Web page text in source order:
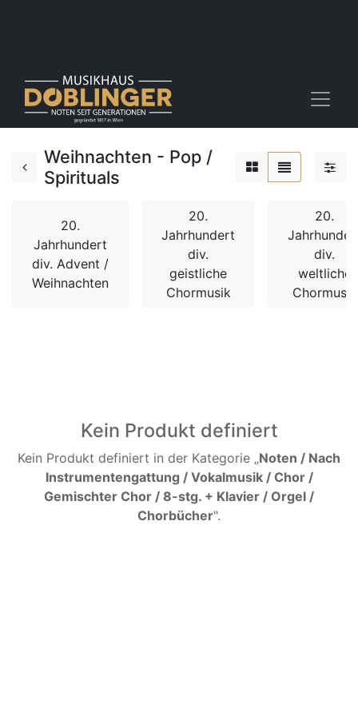
Weihnachten - Pop /
Spirituals
20.
Jahrhundert
div. Advent /
Weihnachten
20.
Jahrhundert
div.
geistliche
Chormusik
20.
div.
weltliche
Chormusik
Kein Produkt definiert
Kein Produkt definiert in der Kategorie „Noten / Nach
Instrumentengattung / Vokalmusik / Chor /
Gemischter Chor / 8-stg. + Klavier / Orgel /
Chorbücher".